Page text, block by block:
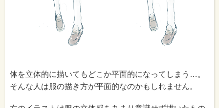
体を立体的に描いてもどこか平面的になってしまう…。
そんな人は服の描き方が平面的なのかもしれません。